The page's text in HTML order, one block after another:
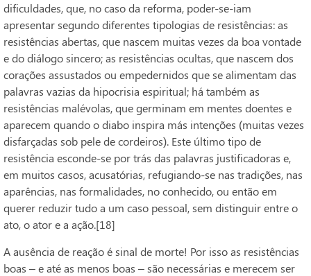
dificuldades, que, no caso da reforma, poder-se-iam
apresentar segundo diferentes tipologias de resistências: as
resistências abertas, que nascem muitas vezes da boa vontade
e do diálogo sincero; as resistências ocultas, que nascem dos
corações assustados ou empedernidos que se alimentam das
palavras vazias da hipocrisia espiritual; há também as
resistências malévolas, que germinam em mentes doentes e
aparecem quando o diabo inspira más intenções (muitas vezes
disfarçadas sob pele de cordeiros). Este último tipo de
resistência esconde-se por trás das palavras justificadoras e,
em muitos casos, acusatórias, refugiando-se nas tradições, nas
aparências, nas formalidades, no conhecido, ou então em
querer reduzir tudo a um caso pessoal, sem distinguir entre o
ato, o ator e a ação.[18]
A ausência de reação é sinal de morte! Por isso as resistências
boas – e até as menos boas – são necessárias e merecem ser